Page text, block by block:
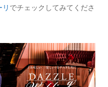
でチェックしてみてくださ